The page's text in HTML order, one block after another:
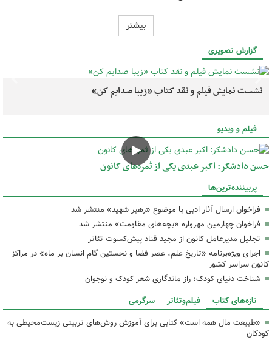
بیشتر
گزارش تصویری
نشست نمایش فیلم و نقد کتاب «زیبا صدایم کن»
فیلم و ویدیو
حسن دادشکر: اکبر عبدی یکی از ثمره‌های کانون
پربیننده‌ترین‌ها
فراخوان ارسال آثار ادبی با موضوع «رهبر شهید» منتشر شد
فراخوان چهارمین مهرواره «بچه‌های مقاومت» منتشر شد
تجلیل مدیرعامل کانون از مجید قناد پیش‌کسوت تئاتر
اجرای ویژه‌برنامه «تاریخ علم، عصر فضا و نخستین گام انسان بر ماه» در مراکز
کانون سراسر کشور
شناخت دنیای کودک؛ راز ماندگاری شعر کودک و نوجوان
تازه‌های کتاب فیلم‌وتئاتر سرگرمی
«طبیعت مال همه است» کتابی برای آموزش روش‌های تربیتی زیست‌محیطی به
کودکان